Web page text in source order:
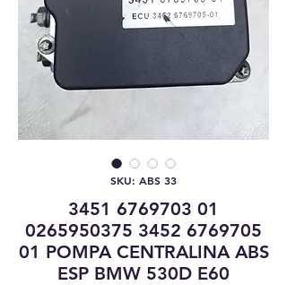
SKU: ABS 33
3451 6769703 01
0265950375 3452 6769705
01 POMPA CENTRALINA ABS
ESP BMW 530D E60